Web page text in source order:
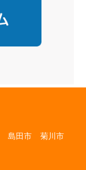
島田市
菊川市